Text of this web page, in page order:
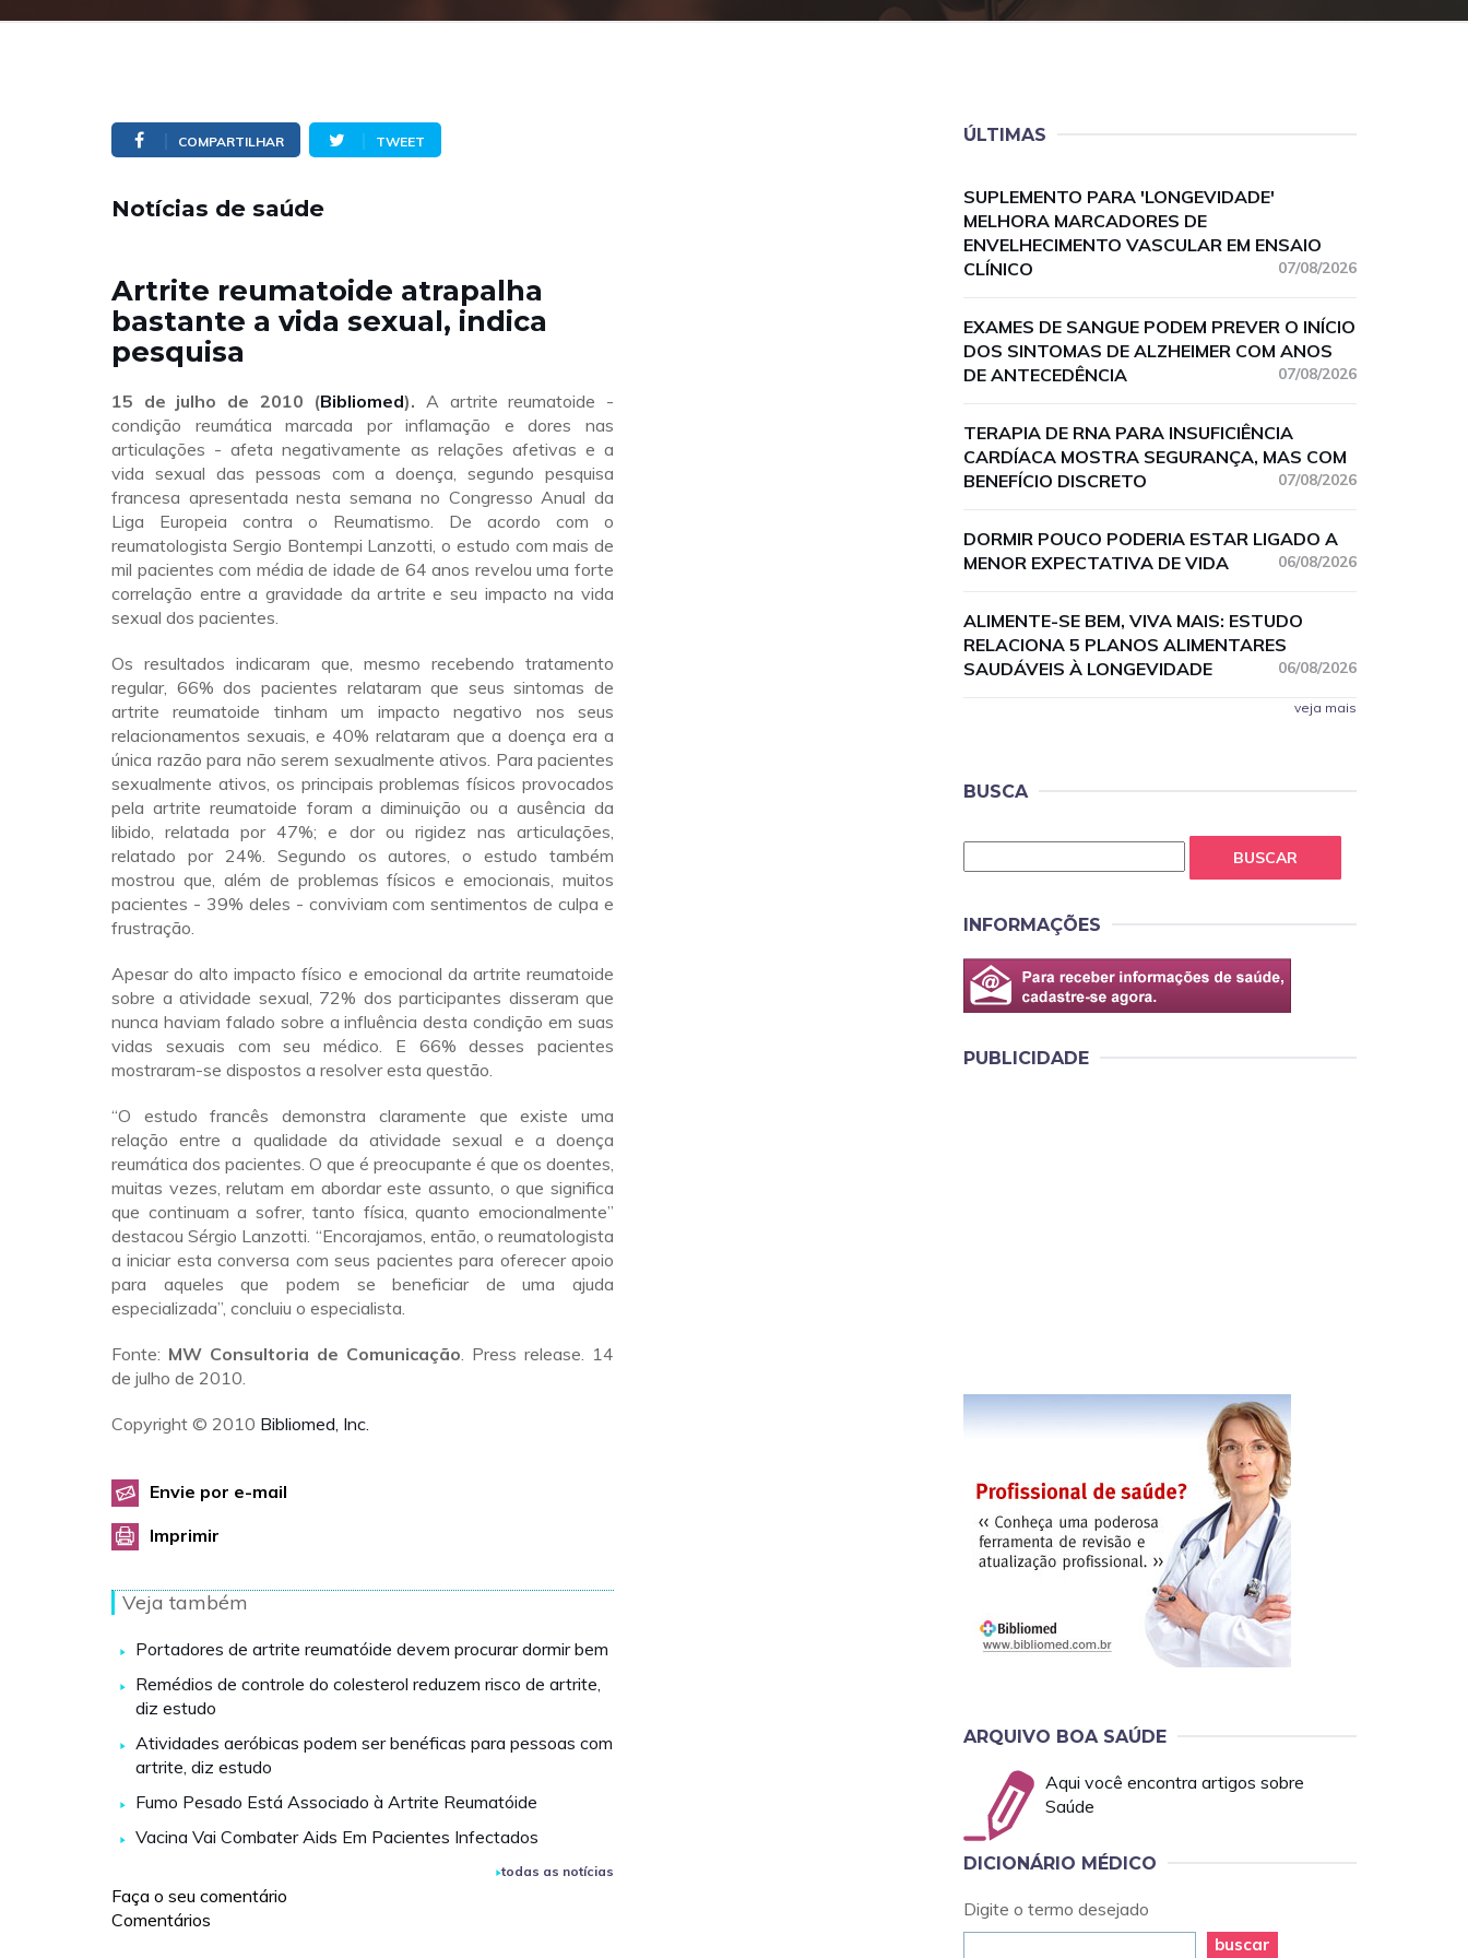
COMPARTILHAR TWEET
Notícias de saúde
Artrite reumatoide atrapalha
bastante a vida sexual, indica
pesquisa
15 de julho de 2010 (Bibliomed). A artrite reumatoide -
condição reumática marcada por inflamação e dores nas
articulações - afeta negativamente as relações afetivas e a
vida sexual das pessoas com a doença, segundo pesquisa
francesa apresentada nesta semana no Congresso Anual da
Liga Europeia contra o Reumatismo. De acordo com o
reumatologista Sergio Bontempi Lanzotti, o estudo com mais de
mil pacientes com média de idade de 64 anos revelou uma forte
correlação entre a gravidade da artrite e seu impacto na vida
sexual dos pacientes.
Os resultados indicaram que, mesmo recebendo tratamento
regular, 66% dos pacientes relataram que seus sintomas de
artrite reumatoide tinham um impacto negativo nos seus
relacionamentos sexuais, e 40% relataram que a doença era a
única razão para não serem sexualmente ativos. Para pacientes
sexualmente ativos, os principais problemas físicos provocados
pela artrite reumatoide foram a diminuição ou a ausência da
libido, relatada por 47%; e dor ou rigidez nas articulações,
relatado por 24%. Segundo os autores, o estudo também
mostrou que, além de problemas físicos e emocionais, muitos
pacientes - 39% deles - conviviam com sentimentos de culpa e
frustração.
Apesar do alto impacto físico e emocional da artrite reumatoide
sobre a atividade sexual, 72% dos participantes disseram que
nunca haviam falado sobre a influência desta condição em suas
vidas sexuais com seu médico. E 66% desses pacientes
mostraram-se dispostos a resolver esta questão.
“O estudo francês demonstra claramente que existe uma
relação entre a qualidade da atividade sexual e a doença
reumática dos pacientes. O que é preocupante é que os doentes,
muitas vezes, relutam em abordar este assunto, o que significa
que continuam a sofrer, tanto física, quanto emocionalmente”
destacou Sérgio Lanzotti. “Encorajamos, então, o reumatologista
a iniciar esta conversa com seus pacientes para oferecer apoio
para aqueles que podem se beneficiar de uma ajuda
especializada”, concluiu o especialista.
Fonte: MW Consultoria de Comunicação. Press release. 14
de julho de 2010.
Copyright © 2010 Bibliomed, Inc.
Envie por e-mail
Imprimir
Veja também
Portadores de artrite reumatóide devem procurar dormir bem
Remédios de controle do colesterol reduzem risco de artrite,
diz estudo
Atividades aeróbicas podem ser benéficas para pessoas com
artrite, diz estudo
Fumo Pesado Está Associado à Artrite Reumatóide
Vacina Vai Combater Aids Em Pacientes Infectados
todas as notícias
Faça o seu comentário
Comentários
ÚLTIMAS
SUPLEMENTO PARA 'LONGEVIDADE'
MELHORA MARCADORES DE
ENVELHECIMENTO VASCULAR EM ENSAIO
CLÍNICO
07/08/2026
EXAMES DE SANGUE PODEM PREVER O INÍCIO
DOS SINTOMAS DE ALZHEIMER COM ANOS
DE ANTECEDÊNCIA
07/08/2026
TERAPIA DE RNA PARA INSUFICIÊNCIA
CARDÍACA MOSTRA SEGURANÇA, MAS COM
BENEFÍCIO DISCRETO
07/08/2026
DORMIR POUCO PODERIA ESTAR LIGADO A
MENOR EXPECTATIVA DE VIDA
06/08/2026
ALIMENTE-SE BEM, VIVA MAIS: ESTUDO
RELACIONA 5 PLANOS ALIMENTARES
SAUDÁVEIS À LONGEVIDADE
06/08/2026
veja mais
BUSCA
BUSCAR
INFORMAÇÕES
PUBLICIDADE
ARQUIVO BOA SAÚDE
Aqui você encontra artigos sobre
Saúde
DICIONÁRIO MÉDICO
Digite o termo desejado
buscar